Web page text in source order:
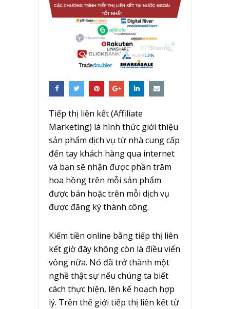
Tiếp thị liên kết (Affiliate
Marketing) là hình thức giới thiệu
sản phẩm dịch vụ từ nhà cung cấp
đến tay khách hàng qua internet
và bạn sẽ nhận được phần trăm
hoa hồng trên mỗi sản phẩm
được bán hoặc trên mỗi dịch vụ
được đăng ký thành công.
Kiếm tiền online bằng tiếp thị liên
kết giờ đây không còn là điều viển
vông nữa. Nó đã trở thành một
nghề thật sự nếu chúng ta biết
cách thực hiện, lên kế hoạch hợp
lý. Trên thế giới tiếp thị liên kết từ